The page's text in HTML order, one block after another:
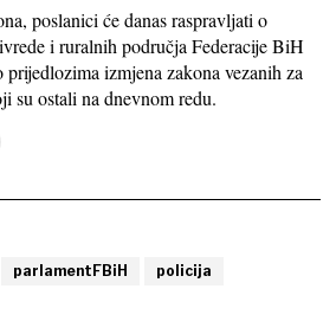
poslanici će danas raspravljati o
i ruralnih područja Federacije BiH
izmjena zakona vezanih za
su ostali na dnevnom redu.
parlamentFBiH policija